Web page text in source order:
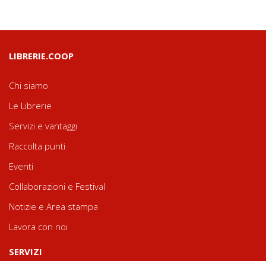
LIBRERIE.COOP
Chi siamo
Le Librerie
Servizi e vantaggi
Raccolta punti
Eventi
Collaborazioni e Festival
Notizie e Area stampa
Lavora con noi
SERVIZI